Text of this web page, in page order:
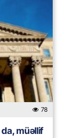
78
müəllif